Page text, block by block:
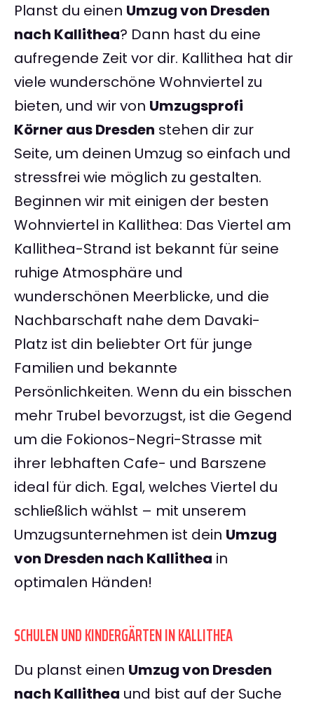
Planst du einen Umzug von Dresden
nach Kallithea? Dann hast du eine
aufregende Zeit vor dir. Kallithea hat dir
viele wunderschöne Wohnviertel zu
bieten, und wir von Umzugsprofi
Körner aus Dresden stehen dir zur
Seite, um deinen Umzug so einfach und
stressfrei wie möglich zu gestalten.
Beginnen wir mit einigen der besten
Wohnviertel in Kallithea: Das Viertel am
Kallithea-Strand ist bekannt für seine
ruhige Atmosphäre und
wunderschönen Meerblicke, und die
Nachbarschaft nahe dem Davaki-
Platz ist din beliebter Ort für junge
Familien und bekannte
Persönlichkeiten. Wenn du ein bisschen
mehr Trubel bevorzugst, ist die Gegend
um die Fokionos-Negri-Strasse mit
ihrer lebhaften Cafe- und Barszene
ideal für dich. Egal, welches Viertel du
schließlich wählst – mit unserem
Umzugsunternehmen ist dein Umzug
von Dresden nach Kallithea in
optimalen Händen!
SCHULEN UND KINDERGÄRTEN IN KALLITHEA
Du planst einen Umzug von Dresden
nach Kallithea und bist auf der Suche